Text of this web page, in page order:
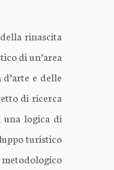
rinascita
di un’area
e delle
di ricerca
logica di
turistico
metodologico